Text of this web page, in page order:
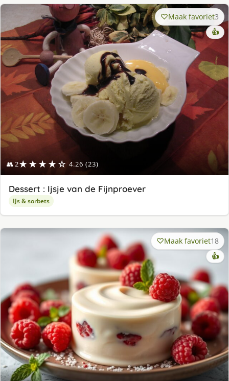
👥 2★★★★☆ 4.26 (23)
Maak favoriet3
👍
Dessert : Ijsje van de Fijnproever
IJs & sorbets
Maak favoriet18
👍